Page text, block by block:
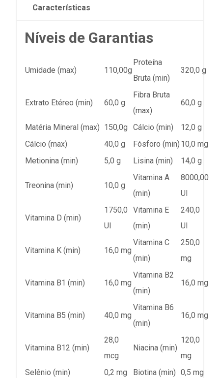
Características
Níveis de Garantias
Umidade (max) 110,00g
Proteína
Bruta (min)
320,0 g
Extrato Etéreo (min) 60,0 g
Fibra Bruta
(max)
60,0 g
Matéria Mineral (max) 150,0g Cálcio (min)
12,0 g
Cálcio (max)
40,0 g Fósforo (min) 10,0 mg
Metionina (min)
5,0 g Lisina (min) 14,0 g
Treonina (min) 10,0 g
Vitamina A
(min)
8000,00
UI
Vitamina D (min)
1750,0
UI
Vitamina E
(min)
240,0
UI
Vitamina K (min) 16,0 mg
Vitamina C
(min)
250,0
mg
Vitamina B1 (min) 16,0 mg
Vitamina B2
(min)
16,0 mg
Vitamina B5 (min) 40,0 mg
Vitamina B6
(min)
16,0 mg
Vitamina B12 (min)
28,0
mcg
Niacina (min)
120,0
mg
Selênio (min)
0,2 mg Biotina (min) 0,5 mg